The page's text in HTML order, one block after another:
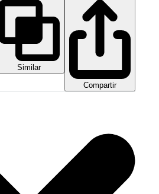
Similar
Compartir